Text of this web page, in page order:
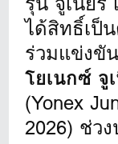
ได้สิทธิ์เป็
ร่วมแข่งขั
โยเนกซ์
(Yonex
2026) ช่ว